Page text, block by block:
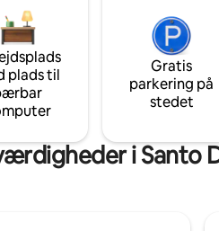
plads til
Gratis
parkering på
stedet
i Santo